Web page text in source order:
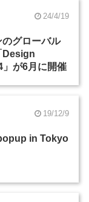
24/4/19
グローバル
Design
が6月に開催
19/12/9
in Tokyo